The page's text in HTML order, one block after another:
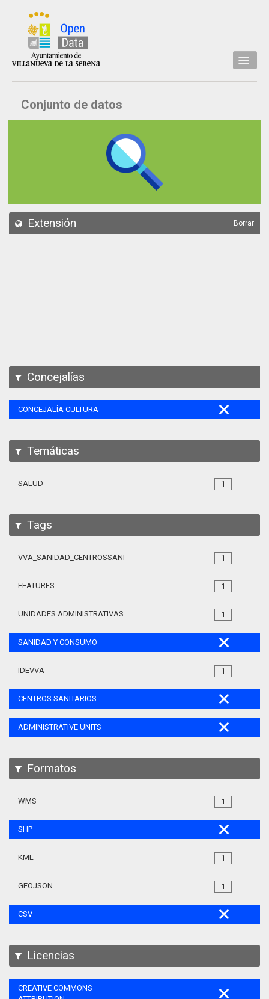
Inicio
Datos
API
Conjunto de datos
Extensión Borrar
Concejalías
CONCEJALÍA CULTURA
Temáticas
1
SALUD
Tags
1
VVA_SANIDAD_CENTROSSANITARIOS_105
1
FEATURES
1
UNIDADES ADMINISTRATIVAS
SANIDAD Y CONSUMO
1
IDEVVA
CENTROS SANITARIOS
ADMINISTRATIVE UNITS
Formatos
1
WMS
SHP
1
KML
1
GEOJSON
CSV
Licencias
CREATIVE COMMONS